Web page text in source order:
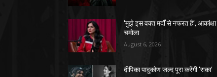
‘मुझे इस वक्त मर्दों से नफरत है’, आकांक्षा
चमोला
August 6, 2026
दीपिका पादुकोण जल्द पूरा करेंगी ‘राका’